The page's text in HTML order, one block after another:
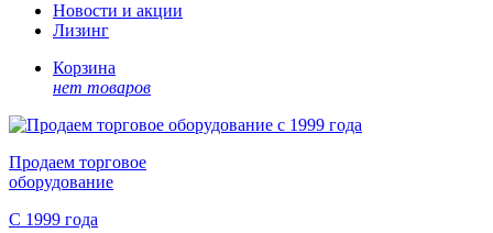
Новости и акции
Лизинг
Корзина
нет товаров
Продаем торговое
оборудование
С 1999 года